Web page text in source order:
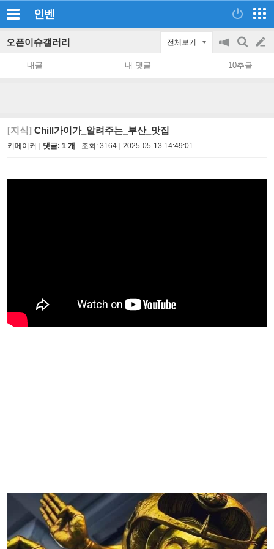
인벤
오픈이슈갤러리 전체보기
공
지
on/off
검
색
글
쓰
내글 내 댓글 10추글
[지식] Chill가이가_알려주는_부산_맛집
키메이커 댓글: 1 개 조회: 3164 2025-05-13 14:49:01